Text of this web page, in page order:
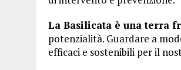
La Basilicata è una terra
potenzialità. Guardare a
efficaci e sostenibili per il